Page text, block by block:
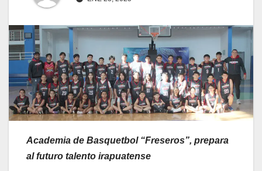
Academia de Basquetbol “Freseros”, prepara
al futuro talento irapuatense